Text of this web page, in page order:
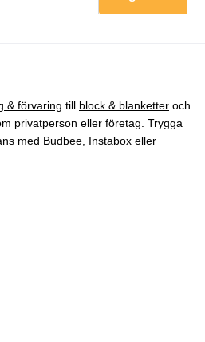
& förvaring till block & blanketter och
privatperson eller företag. Trygga
med Budbee, Instabox eller